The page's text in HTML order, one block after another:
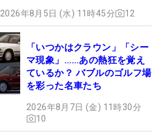
2026年8月5日 (水) 11時45分 12
「いつかはクラウン」「シー
マ現象」……あの熱狂を覚え
ているか？ バブルのゴルフ場
を彩った名車たち
2026年8月7日 (金) 11時30分
10